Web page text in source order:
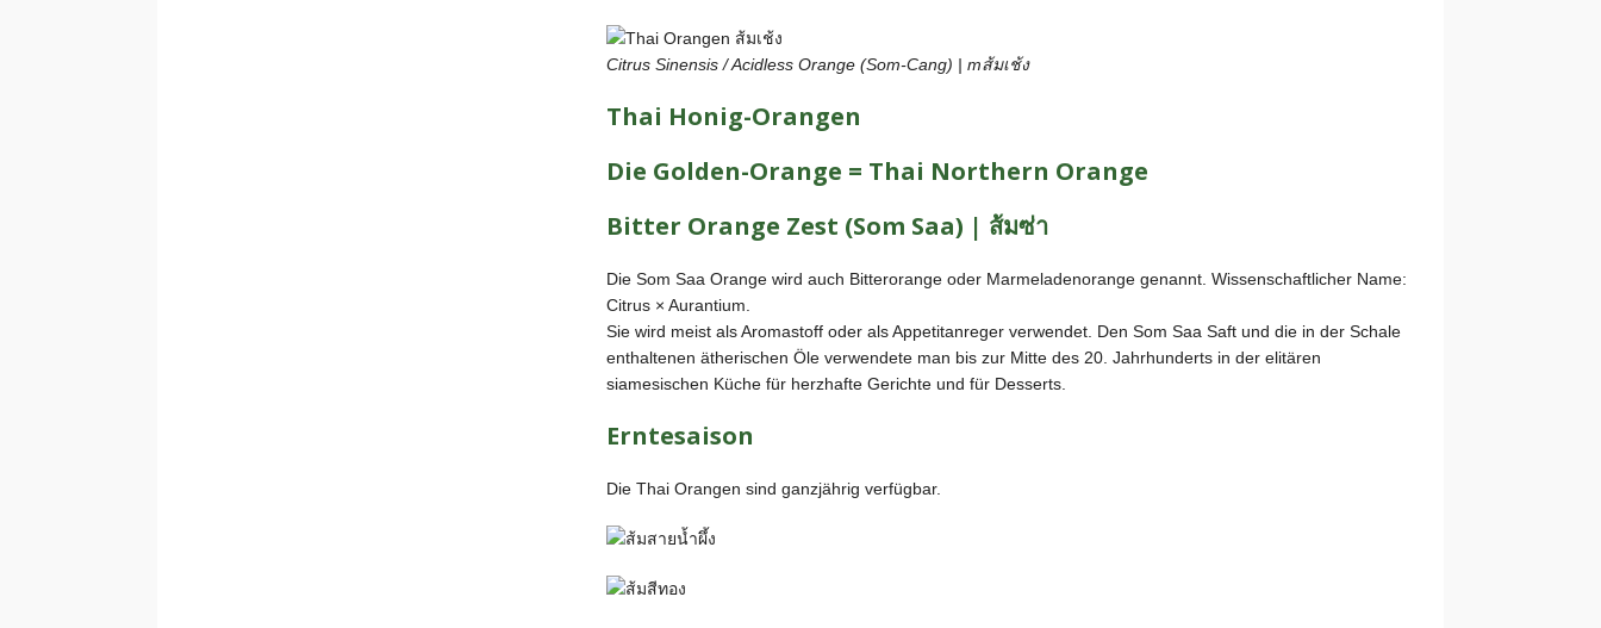
Citrus Sinensis / Acidless Orange (Som-Cang) | mส้มเช้ง
Thai Honig-Orangen
Die Golden-Orange = Thai Northern Orange
Bitter Orange Zest (Som Saa) | ส้มซ่า
Die Som Saa Orange wird auch Bitterorange oder Marmeladenorange genannt. Wissenschaftlicher Name:
Citrus × Aurantium.
Sie wird meist als Aromastoff oder als Appetitanreger verwendet. Den Som Saa Saft und die in der Schale
enthaltenen ätherischen Öle verwendete man bis zur Mitte des 20. Jahrhunderts in der elitären
siamesischen Küche für herzhafte Gerichte und für Desserts.
Erntesaison
Die Thai Orangen sind ganzjährig verfügbar.